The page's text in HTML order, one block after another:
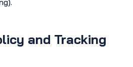
and Tracking